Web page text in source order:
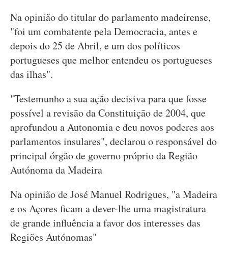
Na opinião do titular do parlamento madeirense,
"foi um combatente pela Democracia, antes e
depois do 25 de Abril, e um dos políticos
portugueses que melhor entendeu os portugueses
das ilhas".
"Testemunho a sua ação decisiva para que fosse
possível a revisão da Constituição de 2004, que
aprofundou a Autonomia e deu novos poderes aos
parlamentos insulares", declarou o responsável do
principal órgão de governo próprio da Região
Autónoma da Madeira
Na opinião de José Manuel Rodrigues, "a Madeira
e os Açores ficam a dever-lhe uma magistratura
de grande influência a favor dos interesses das
Regiões Autónomas"